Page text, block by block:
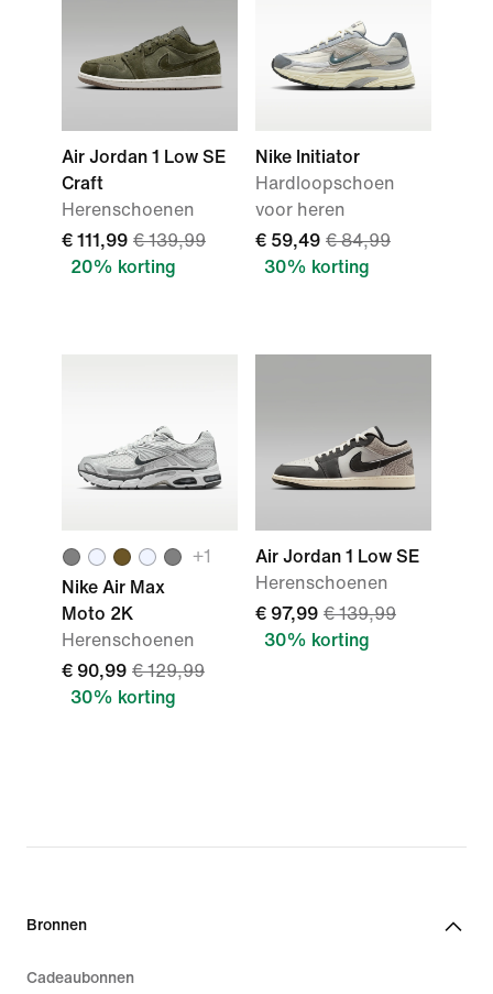
Air Jordan 1 Low SE
Craft
Herenschoenen
€ 111,99 € 139,99
20% korting
Nike Initiator
Hardloopschoen
voor heren
€ 59,49 € 84,99
30% korting
+1
Nike Air Max
Moto 2K
Herenschoenen
€ 90,99 € 129,99
30% korting
Air Jordan 1 Low SE
Herenschoenen
€ 97,99 € 139,99
30% korting
Bronnen
Cadeaubonnen